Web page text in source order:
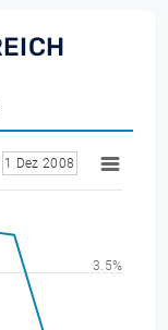
1 Dez 2008
3.5%